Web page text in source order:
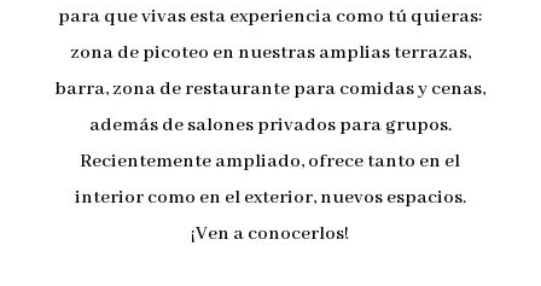
para que vivas esta experiencia como tú quieras:
zona de picoteo en nuestras amplias terrazas,
barra, zona de restaurante para comidas y cenas,
además de salones privados para grupos.
Recientemente ampliado, ofrece tanto en el
interior como en el exterior, nuevos espacios.
¡Ven a conocerlos!